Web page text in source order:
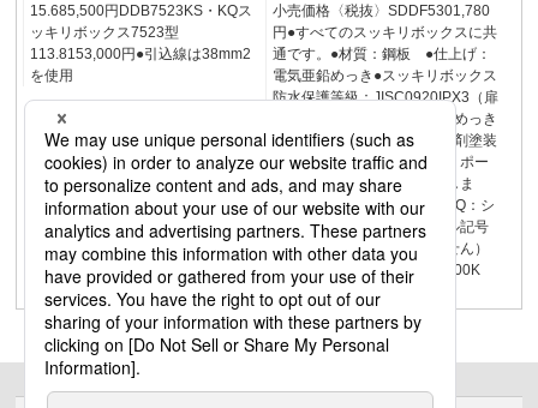
15.685,500円DDB7523KS・KQス
ッキリボックス7523型
113.8153,000円●引込線は38mm2
を使用
小売価格〈税抜〉SDDF5301,780
円●すべてのスッキリボックスに共
通です。●材質：鋼板 ●仕上げ：
電気亜鉛めっき●スッキリボックス
防水保護等級：JISC0920IPX3（扉
を閉めた状態）●材質：亜鉛めっき
鋼板●仕上げ：アクリル系溶剤塗装
●品番末尾のS・Qはスッキリポー
ルスマートタイプの色を表しま
す。S：ホワイトシルバー Q：シ
ャンパンブロンズ（マンセル記号
で表現できる色ではありません）
注）BCWA375K・BCWA3100K
は、逆接続不可